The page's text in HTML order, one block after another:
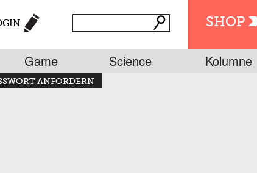
SHOP
Game Science Kolumne
ANFORDERN